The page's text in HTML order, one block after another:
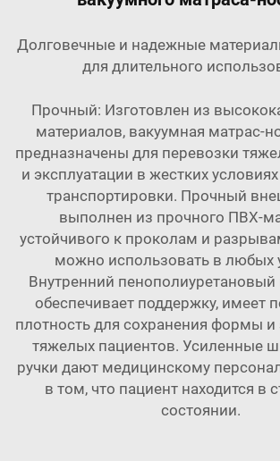
Долговечные и надежные
для длительного
Прочный: Изготовлен из
материалов, вакуумная матрас-
предназначены для перевозки
и эксплуатации в жестких
транспортировки. Прочный
выполнен из прочного ПВХ-
устойчивого к проколам и
можно использовать в любых
Внутренний пенополиуретановый
обеспечивает поддержку, имеет
плотность для сохранения формы
тяжелых пациентов. Усиленные
ручки дают медицинскому
в том, что пациент находится в
состоянии.